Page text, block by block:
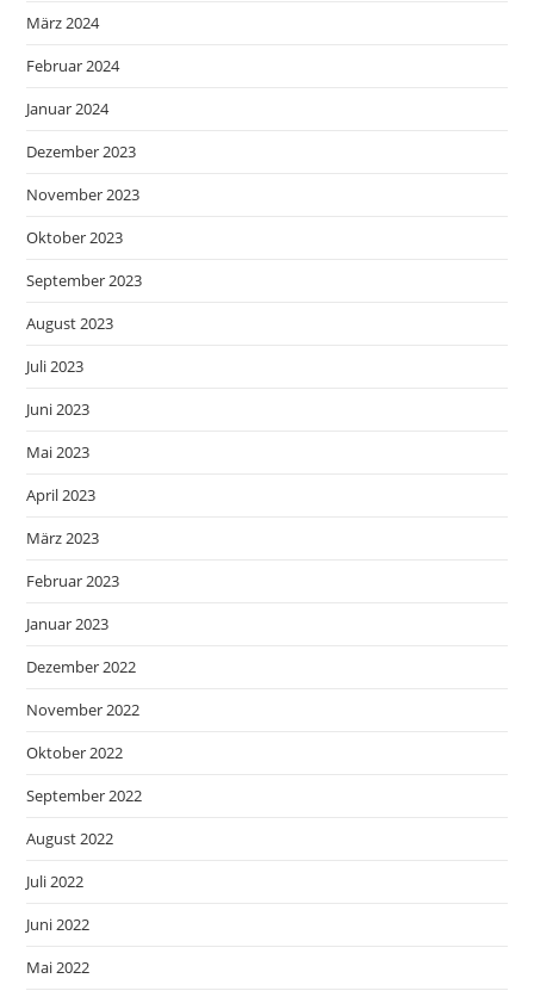
März 2024
Februar 2024
Januar 2024
Dezember 2023
November 2023
Oktober 2023
September 2023
August 2023
Juli 2023
Juni 2023
Mai 2023
April 2023
März 2023
Februar 2023
Januar 2023
Dezember 2022
November 2022
Oktober 2022
September 2022
August 2022
Juli 2022
Juni 2022
Mai 2022